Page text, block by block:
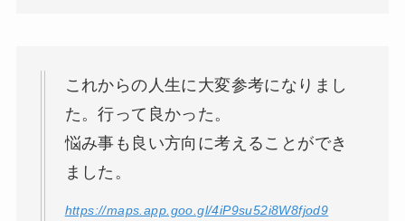
これからの人生に大変参考になりまし
た。行って良かった。
悩み事も良い方向に考えることができ
ました。
https://maps.app.goo.gl/4iP9su52i8W8fjod9